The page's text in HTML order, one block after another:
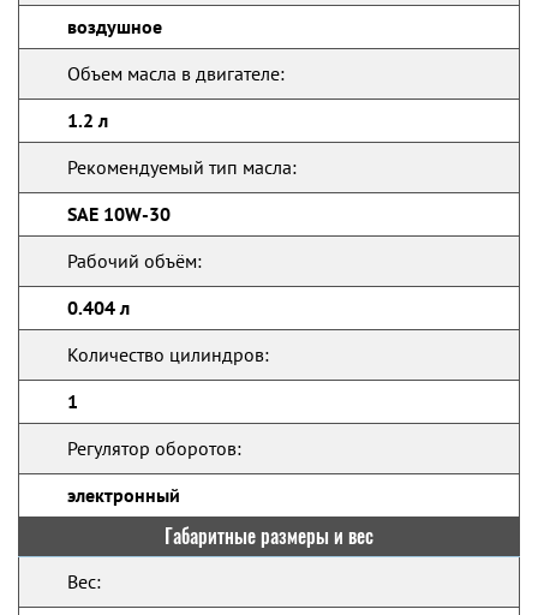
воздушное
Объем масла в двигателе:
1.2 л
Рекомендуемый тип масла:
SAE 10W-30
Рабочий объём:
0.404 л
Количество цилиндров:
1
Регулятор оборотов:
электронный
Габаритные размеры и вес
Вес: